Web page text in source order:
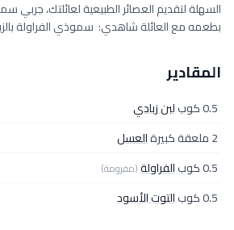
السهلة لتقديم العصائر الطبيعية لعائلتك،
بطعمه مع العائلة شاهدي: سموذي الفراولة
المقادير
0.5 كوب
لبن زبادي
2 ملعقة كبيرة
العسل
0.5 كوب
الفراولة(مفرومة)
0.5 كوب التوت الأسود